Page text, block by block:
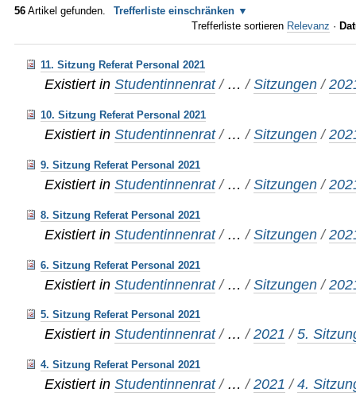
56 Artikel gefunden.
Trefferliste einschränken
Trefferliste sortieren Relevanz ·
11. Sitzung Referat Personal 2021
Existiert in Studentinnenrat / …/Sitzungen /
10. Sitzung Referat Personal 2021
Existiert in Studentinnenrat / …/Sitzungen /
9. Sitzung Referat Personal 2021
Existiert in Studentinnenrat / …/Sitzungen /
8. Sitzung Referat Personal 2021
Existiert in Studentinnenrat / …/Sitzungen /
6. Sitzung Referat Personal 2021
Existiert in Studentinnenrat / …/Sitzungen /
5. Sitzung Referat Personal 2021
Existiert in Studentinnenrat / …/2021 /5.
4. Sitzung Referat Personal 2021
Existiert in Studentinnenrat / …/2021 /4.